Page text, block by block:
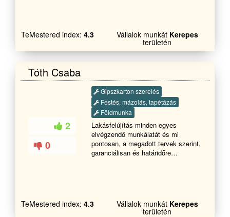
Tevékenységi köreim: -Festés (kül-
és beltérben egyaránt)-Mázolás
Gipszkartonozás-Hőszigetelés-
Airless festék szórás-Technikai
mázolások ipari közegben Akár
alvállalkozóként is Ha az
ajánlatommal sikerült elnyernem a
bizalmát, örömmel állok
rendelkezésére a megadott
telefonszámon. Hívjon bizalommal
és megbeszéljük a részleteket.
TeMestered index: 4.3 Vállalok munkát Kerepes
területén
Tóth Csaba
2
0
Gipszkarton szerelés
Festés, mázolás, tapétázás
Földmunka
Lakásfelújítás minden egyes
elvégzendő munkálatát és mi
pontosan, a megadott tervek szerint,
garanciálisan és határidőre
Bizalommal hívjon!
TeMestered index: 4.3 Vállalok munkát Kerepes
területén